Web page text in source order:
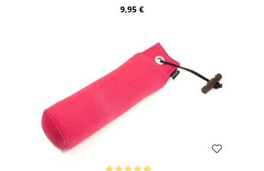
Regulärer Preis:
9,95 €